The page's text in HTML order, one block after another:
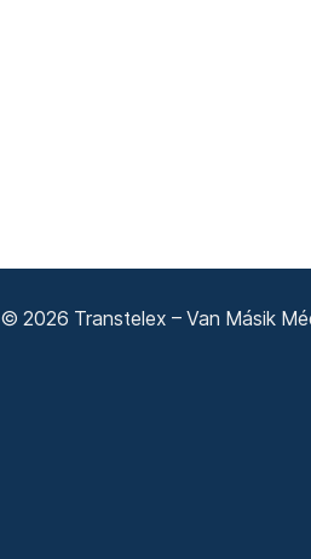
© 2026 Transtelex – Van Másik